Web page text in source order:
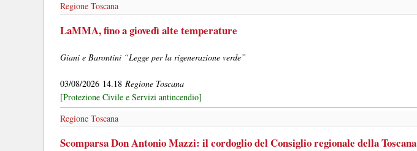
Regione Toscana
LaMMA, fino a giovedì alte temperature
Giani e Barontini “Legge per la rigenerazione verde”
03/08/2026 14.18Regione Toscana
[Protezione Civile e Servizi antincendio]
Regione Toscana
Scomparsa Don Antonio Mazzi: il cordoglio del Consiglio regionale della Toscana